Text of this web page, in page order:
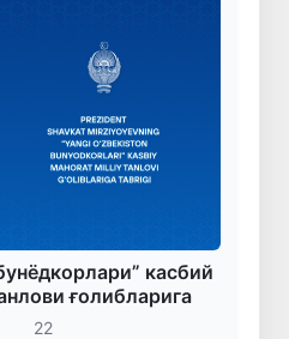
касбий
ғолибларига
22